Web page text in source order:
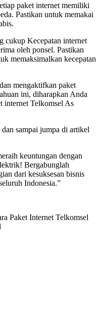
paket internet memiliki
Pastikan untuk memakai
cukup Kecepatan internet
oleh ponsel. Pastikan
memaksimalkan kecepatan
mengaktifkan paket
ini, diharapkan Anda
internet Telkomsel As
sampai jumpa di artikel
keuntungan dengan
Bergabunglah
dari kesuksesan bisnis
Indonesia.”
Paket Internet Telkomsel